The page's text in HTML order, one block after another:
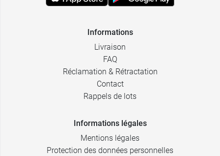
Informations
Livraison
FAQ
Réclamation & Rétractation
Contact
Rappels de lots
Informations légales
Mentions légales
Protection des données personnelles